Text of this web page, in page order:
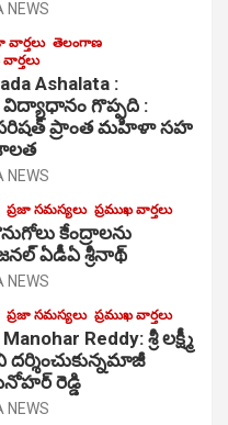
NEWS
తెలంగాణ
Ashalata :
గొప్పది :
ప్రాంత మహిళా సహ
NEWS
ప్రజా సమస్యలు ప్రముఖ వార్తలు
కేంద్రాల‌ను
ఏడీఏ శ్రీనాథ్
NEWS
ప్రజా సమస్యలు ప్రముఖ వార్తలు
Reddy: శ్రీ లక్ష్మీ
రెడ్డి
NEWS